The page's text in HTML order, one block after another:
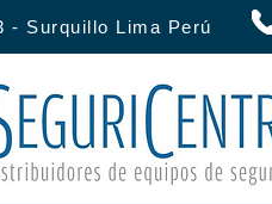
- Surquillo Lima